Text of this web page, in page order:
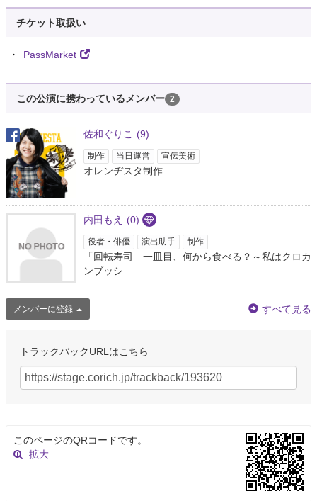
ナビロフト
【出演者募集】2010年、七ツ寺共同スタジオのプロデュースで上演された名
ョン公募。募集締切は3月…
https://t.co/wmNlGGmSrQ
【公式】大須笑店街⭐️21
@osu21net
第25回にっぽんど真ん中祭りまであと 🎩191日🎭
七ツ寺共同スタジオ 昨年50周年を迎えた名古屋演劇史の聖地的存
在✨ 演劇を中心に様々なイベントが行われています 劇場裏🏢に住んでた代表
の行きつけ…https://t.co/aF65hFPF72
猫足ウィローズ
@nekoashiwi
猫足ウィローズは１９歳以上の健康な男女であれば誰でも参加できる市民劇
団です。毎週月曜１９時より、主に七ツ寺共同スタジオで稽古をしていま
す。体験参加もできますので、一度お気軽に遊びに来て下さい。詳しくは七
イマヅトモヤ
『岡田ものがたり』で3作品 『演劇showcase!』で3作品 淑徳大学刈馬ゼミ
卒業公演で4作品 オレンヂスタで8作品 と照明プランに携わらせてもらいま
した。パソコンも熱暴走くらいします。
3年以上前
チケット取扱い
PassMarket
この公演に携わっているメンバー 2
佐和ぐりこ (9)
制作 当日運営 宣伝美術
オレンヂスタ制作
内田もえ (0)
役者・俳優 演出助手 制作
「回転寿司 一皿目、何から食べる？～私はクロカ
ンブッシ...
メンバーに登録 すべて見る
トラックバックURLはこちら
このページのQRコードです。
拡大